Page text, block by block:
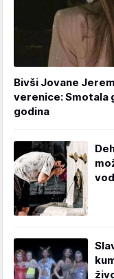
Bivši Jovane
verenice: Smotala
godina